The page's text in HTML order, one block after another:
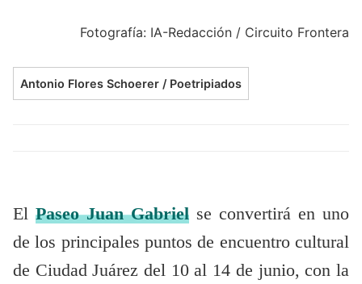
Fotografía: IA-Redacción / Circuito Frontera
Antonio Flores Schoerer / Poetripiados
El Paseo Juan Gabriel se convertirá en uno
de los principales puntos de encuentro cultural
de Ciudad Juárez del 10 al 14 de junio, con la